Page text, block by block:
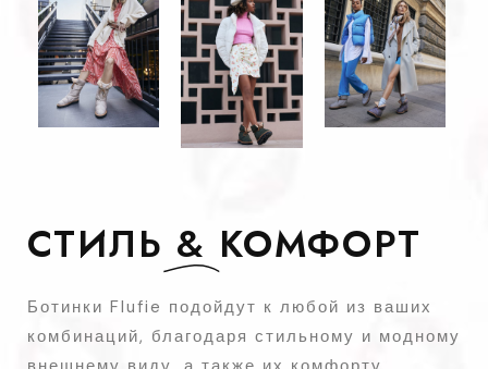
СТИЛЬ & КОМФОРТ
Ботинки Flufie подойдут к любой из ваших
комбинаций, благодаря стильному и модному